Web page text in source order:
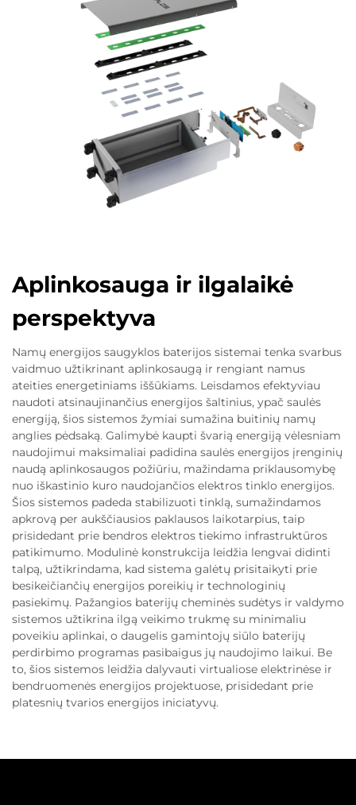
Aplinkosauga ir ilgalaikė
perspektyva
Namų energijos saugyklos baterijos sistemai tenka svarbus
vaidmuo užtikrinant aplinkosaugą ir rengiant namus
ateities energetiniams iššūkiams. Leisdamos efektyviau
naudoti atsinaujinančius energijos šaltinius, ypač saulės
energiją, šios sistemos žymiai sumažina buitinių namų
anglies pėdsaką. Galimybė kaupti švarią energiją vėlesniam
naudojimui maksimaliai padidina saulės energijos įrenginių
naudą aplinkosaugos požiūriu, mažindama priklausomybę
nuo iškastinio kuro naudojančios elektros tinklo energijos.
Šios sistemos padeda stabilizuoti tinklą, sumažindamos
apkrovą per aukščiausios paklausos laikotarpius, taip
prisidedant prie bendros elektros tiekimo infrastruktūros
patikimumo. Modulinė konstrukcija leidžia lengvai didinti
talpą, užtikrindama, kad sistema galėtų prisitaikyti prie
besikeičiančių energijos poreikių ir technologinių
pasiekimų. Pažangios baterijų cheminės sudėtys ir valdymo
sistemos užtikrina ilgą veikimo trukmę su minimaliu
poveikiu aplinkai, o daugelis gamintojų siūlo baterijų
perdirbimo programas pasibaigus jų naudojimo laikui. Be
to, šios sistemos leidžia dalyvauti virtualiose elektrinėse ir
bendruomenės energijos projektuose, prisidedant prie
platesnių tvarios energijos iniciatyvų.